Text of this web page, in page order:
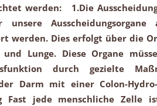
werden: 1.Die
unsere
werden. Dies erfolgt über die
Lunge. Diese Organe
durch gezielte
Darm mit einer Colon-
Fast jede menschliche Zelle